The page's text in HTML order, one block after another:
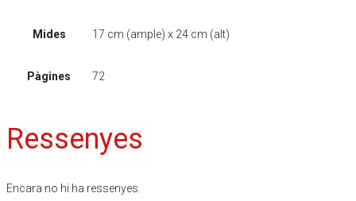
Mides 17 cm (ample) x 24 cm (alt)
Pàgines 72
Ressenyes
Encara no hi ha ressenyes.